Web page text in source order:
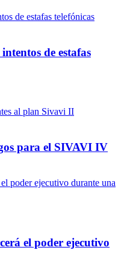
de estafas
para el SIVAVI IV
el poder ejecutivo